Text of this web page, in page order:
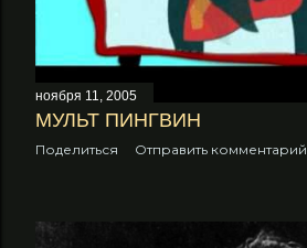
и
я
ноября 11, 2005
МУЛЬТ ПИНГВИН
Поделиться Отправить комментарий